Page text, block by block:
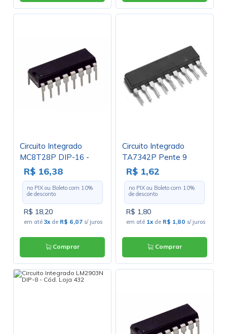
Circuito Integrado
MC8T28P DIP-16 -
Freescale
R$ 16,38
no PIX ou Boleto com 10%
de desconto
R$ 18,20
em até3x de R$ 6,07 s/ juros
Comprar
Circuito Integrado
TA7342P Pente 9
Pinos - Cód. Loja 2111
R$ 1,62
no PIX ou Boleto com 10%
de desconto
R$ 1,80
em até 1x de R$ 1,80 s/ juros
Comprar